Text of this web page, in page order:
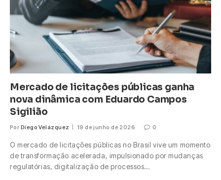
Mercado de licitações públicas ganha
nova dinâmica com Eduardo Campos
Sigilião
Por Diego Velázquez 19 de junho de 2026 0
O mercado de licitações públicas no Brasil vive um momento
de transformação acelerada, impulsionado por mudanças
regulatórias, digitalização de processos…